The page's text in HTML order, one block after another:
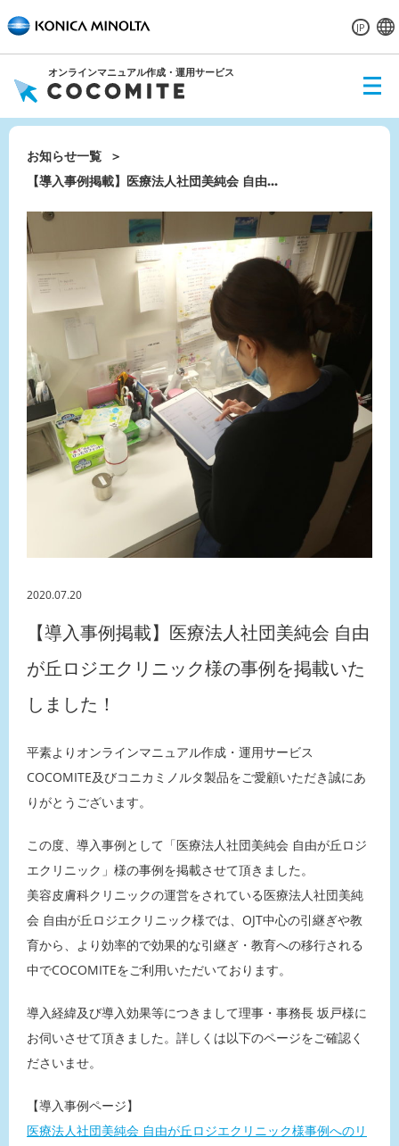
JP
オンラインマニュアル作成・運用サービス
ME
お知らせ一覧
【導入事例掲載】医療法人社団美純会 自由...
2020.07.20
【導入事例掲載】医療法人社団美純会 自由
が丘ロジエクリニック様の事例を掲載いた
しました！
平素よりオンラインマニュアル作成・運用サービス
COCOMITE及びコニカミノルタ製品をご愛顧いただき誠にあ
りがとうございます。
この度、導入事例として「医療法人社団美純会 自由が丘ロジ
エクリニック」様の事例を掲載させて頂きました。
美容皮膚科クリニックの運営をされている医療法人社団美純
会 自由が丘ロジエクリニック様では、OJT中心の引継ぎや教
育から、より効率的で効果的な引継ぎ・教育への移行される
中でCOCOMITEをご利用いただいております。
導入経緯及び導入効果等につきまして理事・事務長 坂戸様に
お伺いさせて頂きました。詳しくは以下のページをご確認く
ださいませ。
【導入事例ページ】
医療法人社団美純会 自由が丘ロジエクリニック様事例へのリ